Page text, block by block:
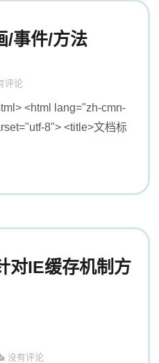
/事件/方法
评论
<html lang="zh-cmn-
8"> <title>文档标
对IE缓存机制方
没有评论